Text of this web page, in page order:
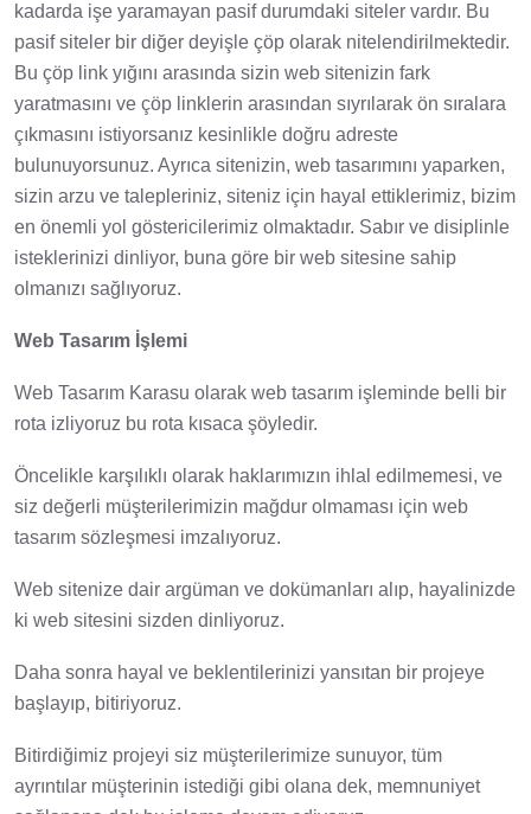
kadarda işe yaramayan pasif durumdaki siteler vardır. Bu
pasif siteler bir diğer deyişle çöp olarak nitelendirilmektedir.
Bu çöp link yığını arasında sizin web sitenizin fark
yaratmasını ve çöp linklerin arasından sıyrılarak ön sıralara
çıkmasını istiyorsanız kesinlikle doğru adreste
bulunuyorsunuz. Ayrıca sitenizin, web tasarımını yaparken,
sizin arzu ve talepleriniz, siteniz için hayal ettiklerimiz, bizim
en önemli yol göstericilerimiz olmaktadır. Sabır ve disiplinle
isteklerinizi dinliyor, buna göre bir web sitesine sahip
olmanızı sağlıyoruz.
Web Tasarım İşlemi
Web Tasarım Karasu olarak web tasarım işleminde belli bir
rota izliyoruz bu rota kısaca şöyledir.
Öncelikle karşılıklı olarak haklarımızın ihlal edilmemesi, ve
siz değerli müşterilerimizin mağdur olmaması için web
tasarım sözleşmesi imzalıyoruz.
Web sitenize dair argüman ve dokümanları alıp, hayalinizde
ki web sitesini sizden dinliyoruz.
Daha sonra hayal ve beklentilerinizi yansıtan bir projeye
başlayıp, bitiriyoruz.
Bitirdiğimiz projeyi siz müşterilerimize sunuyor, tüm
ayrıntılar müşterinin istediği gibi olana dek, memnuniyet